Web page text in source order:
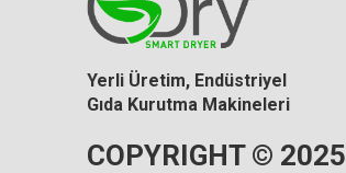
Yerli Üretim, Endüstriyel
Gıda Kurutma Makineleri
COPYRIGHT © 2025